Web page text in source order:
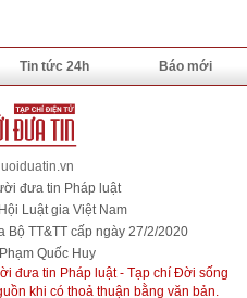
Tin tức 24h Báo mới
đưa tin Pháp luật
Luật gia Việt Nam
Bộ TT&TT cấp ngày 27/2/2020
Quốc Huy
đưa tin Pháp luật - Tạp chí Đời sống
khi có thoả thuận bằng văn bản.